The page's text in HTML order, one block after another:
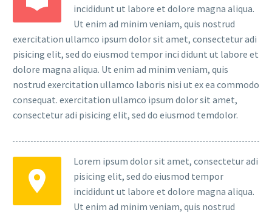
incididunt ut labore et dolore magna aliqua.
Ut enim ad minim veniam, quis nostrud
exercitation ullamco ipsum dolor sit amet, consectetur adi
pisicing elit, sed do eiusmod tempor inci didunt ut labore et
dolore magna aliqua. Ut enim ad minim veniam, quis
nostrud exercitation ullamco laboris nisi ut ex ea commodo
consequat. exercitation ullamco ipsum dolor sit amet,
consectetur adi pisicing elit, sed do eiusmod temdolor.
Lorem ipsum dolor sit amet, consectetur adi
pisicing elit, sed do eiusmod tempor
incididunt ut labore et dolore magna aliqua.
Ut enim ad minim veniam, quis nostrud